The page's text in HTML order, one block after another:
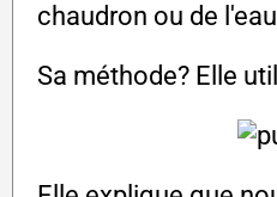
chaudron ou de
Sa méthode? Elle